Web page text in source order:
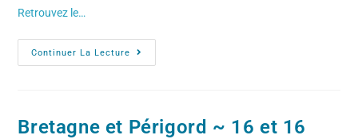
Retrouvez le…
Continuer La Lecture
Bretagne et Périgord ~ 16 et 16